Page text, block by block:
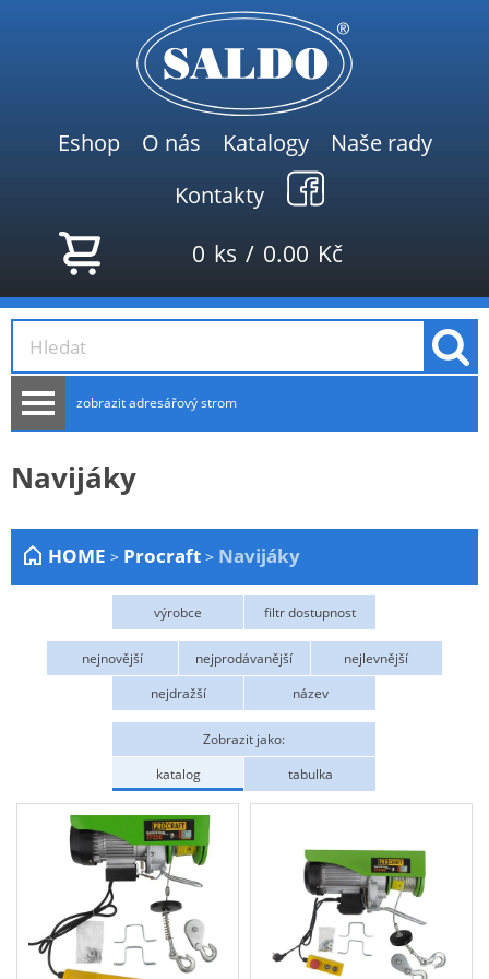
Eshop O nás Katalogy
Naše rady
Kontakty
0 ks / 0.00 Kč
zobrazit adresářový strom
NOVINKY
Plachty
Žebříky a schůdky
Stavební míchačky
NÁDOBY
Kemping
NÁBYTEK - spojovací materiál a příslušenství
Ploty a pletiva
Úložné boxy na nářadí
Ochranné pomůcky
Keramické brusivo
Flex. kotouče
Navijáky
HOME > Procraft > Navijáky
výrobce filtr dostupnost
Procraft
Na objednání Skladem
nejnovější nejprodávanější
nejlevnější
nejdražší
název
Zobrazit jako:
katalog
tabulka